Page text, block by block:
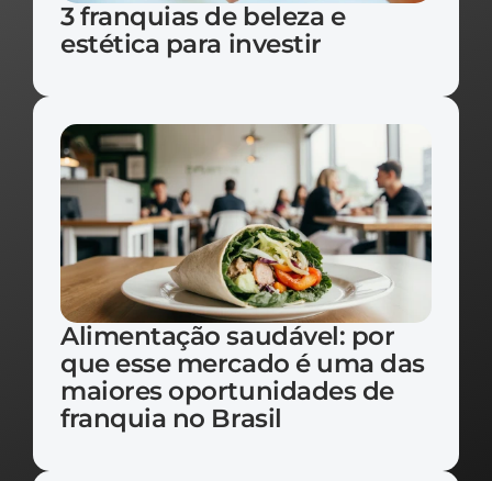
3 franquias de beleza e
estética para investir
Alimentação saudável: por
que esse mercado é uma das
maiores oportunidades de
franquia no Brasil